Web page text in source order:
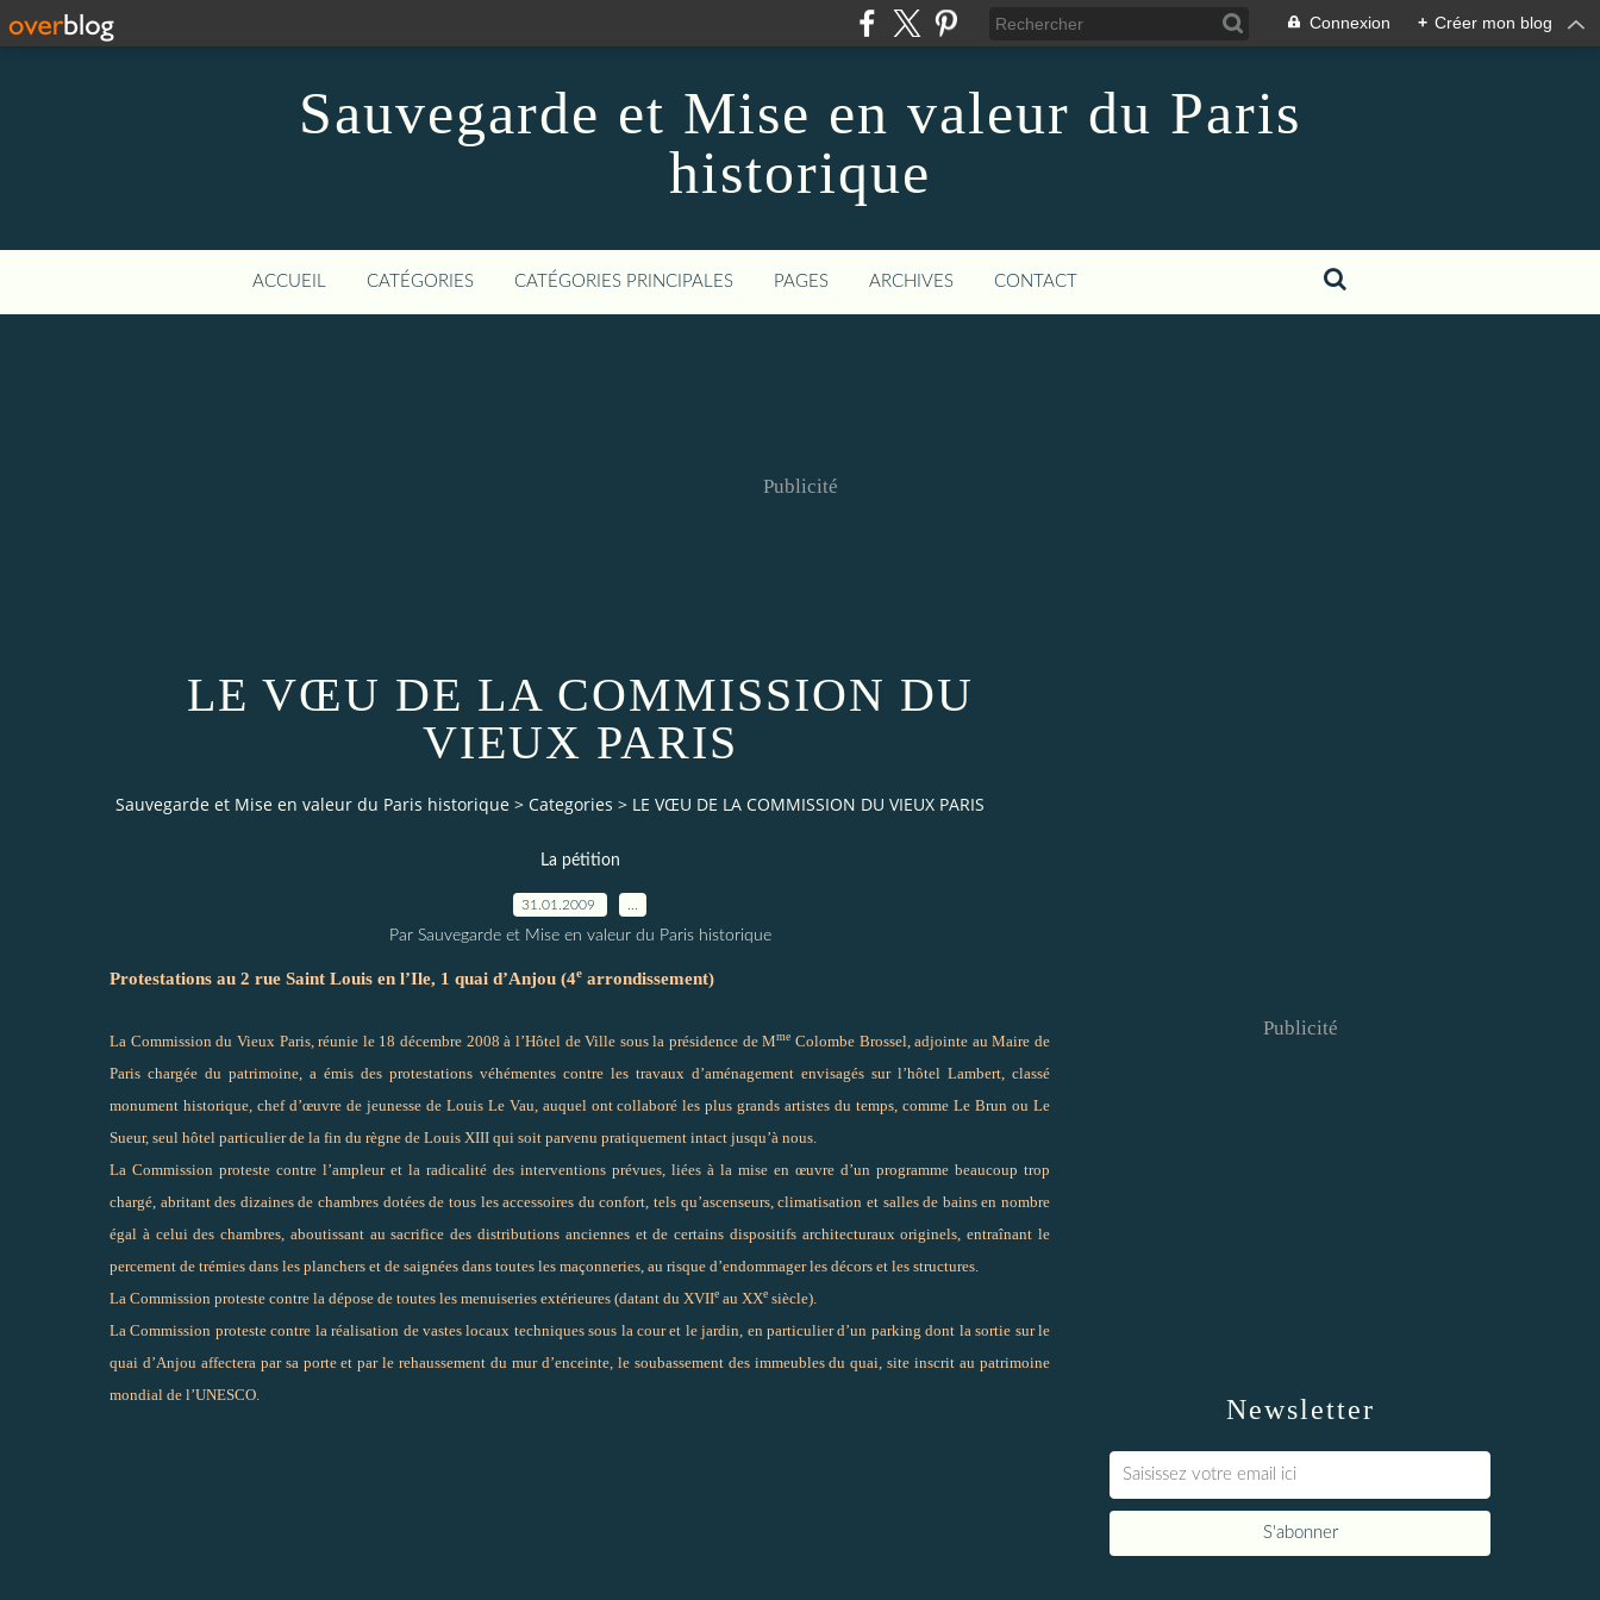
Connexion + Créer mon blog
Sauvegarde et Mise en valeur du Paris
historique
ACCUEIL CATÉGORIES CATÉGORIES PRINCIPALES PAGES ARCHIVES CONTACT
Publicité
LE VŒU DE LA COMMISSION DU
VIEUX PARIS
Sauvegarde et Mise en valeur du Paris historique > Categories > LE VŒU DE LA COMMISSION DU VIEUX PARIS
La pétition
31.01.2009
Par Sauvegarde et Mise en valeur du Paris historique
Protestations au 2 rue Saint Louis en l’Ile, 1 quai d’Anjou (4e arrondissement)
La Commission du Vieux Paris, réunie le 18 décembre 2008 à l’Hôtel de Ville sous la présidence de Mme Colombe Brossel, adjointe au Maire de
Paris chargée du patrimoine, a émis des protestations véhémentes contre les travaux d’aménagement envisagés sur l’hôtel Lambert, classé
monument historique, chef d’œuvre de jeunesse de Louis Le Vau, auquel ont collaboré les plus grands artistes du temps, comme Le Brun ou Le
Sueur, seul hôtel particulier de la fin du règne de Louis XIII qui soit parvenu pratiquement intact jusqu’à nous
La Commission proteste contre l’ampleur et la radicalité des interventions prévues, liées à la mise en œuvre d’un programme beaucoup trop
chargé, abritant des dizaines de chambres dotées de tous les accessoires du confort, tels qu’ascenseurs, climatisation et salles de bains en nombre
égal à celui des chambres, aboutissant au sacrifice des distributions anciennes et de certains dispositifs architecturaux originels, entraînant le
percement de trémies dans les planchers et de saignées dans toutes les maçonneries, au risque d’endommager les décors et les structures.
La Commission proteste contre la dépose de toutes les menuiseries extérieures (datant du XVIIe au XXe siècle).
La Commission proteste contre la réalisation de vastes locaux techniques sous la cour et le jardin, en particulier d’un parking dont la sortie sur le
quai d’Anjou affectera par sa porte et par le rehaussement du mur d’enceinte, le soubassement des immeubles du quai, site inscrit au patrimoine
mondial de l’UNESCO.
Newsletter
Publicité